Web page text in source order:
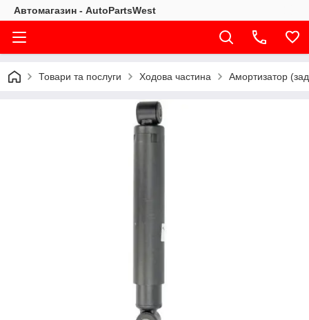
Автомагазин - AutoPartsWest
Товари та послуги Ходова частина Амортизатор